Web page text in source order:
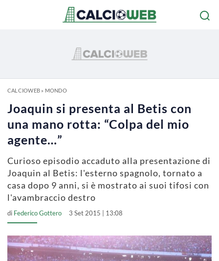
CALCIOWEB» MONDO
Joaquin si presenta al Betis con
una mano rotta: “Colpa del mio
agente…”
Curioso episodio accaduto alla presentazione di
Joaquin al Betis: l'esterno spagnolo, tornato a
casa dopo 9 anni, si è mostrato ai suoi tifosi con
l'avambraccio destro
di Federico Gottero 3 Set 2015 | 13:08